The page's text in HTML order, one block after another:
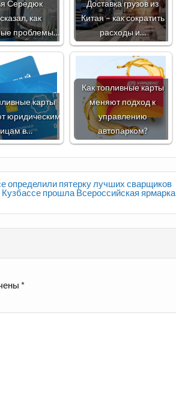
Середюк
как
проблемы…
Доставка грузов из
Китая – как сократить
расходы и…
карты
юридическим
в…
Как топливные карты
меняют подход к
управлению
автопарком?
определили пятерку лучших сварщиков
прошла Всероссийская ярмарка
*